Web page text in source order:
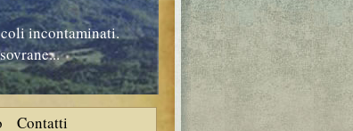
incontaminati.
Contatti